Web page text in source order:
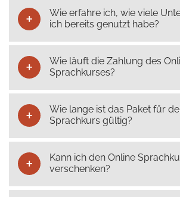
Wie erfahre ich, wie viele
ich bereits genutzt habe?
Wie läuft die Zahlung des
Sprachkurses?
Wie lange ist das Paket für
Sprachkurs gültig?
Kann ich den Online
verschenken?